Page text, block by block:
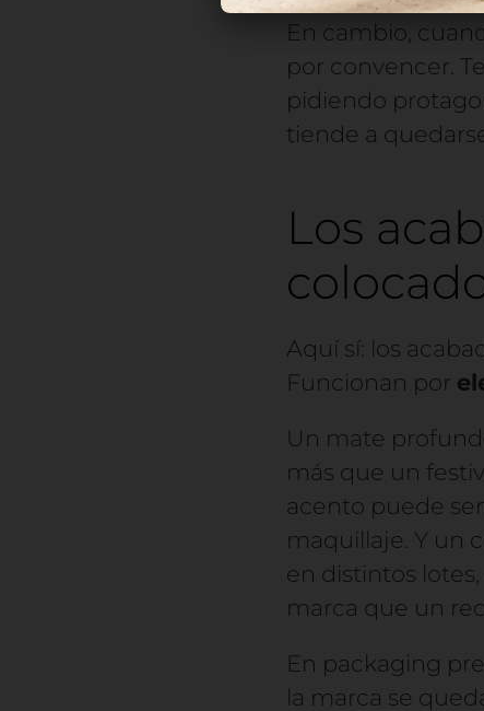
En cambio,
por convencer.
pidiendo
tiende a
Los
Aquí sí: los
Funcionan por
Un mate
más que un
acento puede
maquillaje. Y un
en distintos
marca que un
En packaging
la marca se